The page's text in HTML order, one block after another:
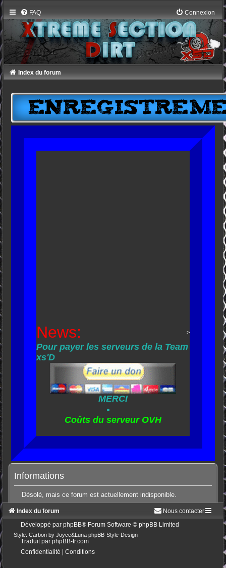
FAQ Connexion
Index du forum
News: >
Pour payer les serveurs de la Team
xs'D
MERCI
Coûts du serveur OVH
Informations
Désolé, mais ce forum est actuellement indisponible.
Index du forum
Nous contacter
Développé par phpBB® Forum Software © phpBB Limited
Style: Carbon by Joyce&LunaphpBB-Style-Design
Traduit par phpBB-fr.com
Confidentialité
Conditions